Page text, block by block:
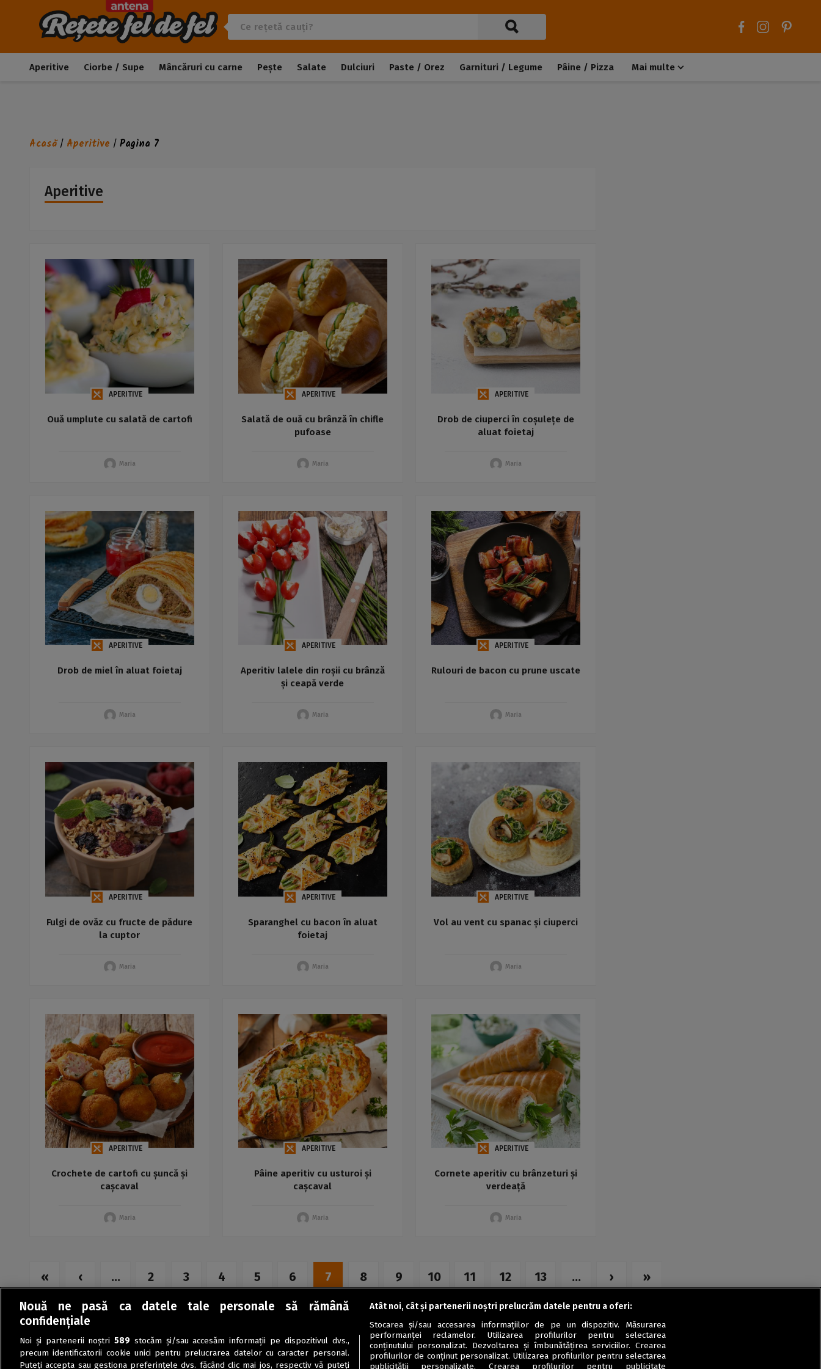
Aperitive Ciorbe / Supe Mâncăruri cu carne Pește Salate Dulciuri Paste / Orez Garnituri / Legume Pâine / Pizza Mai multe
Acasă/ Aperitive / Pagina 7
Aperitive
APERITIVE
Ouă umplute cu salată de cartofi
Maria
APERITIVE
Salată de ouă cu brânză în chifle
pufoase
Maria
APERITIVE
Drob de ciuperci în coșulețe de
aluat foietaj
Maria
APERITIVE
Drob de miel în aluat foietaj
Maria
APERITIVE
Aperitiv lalele din roșii cu brânză
și ceapă verde
Maria
APERITIVE
Rulouri de bacon cu prune uscate
Maria
APERITIVE
Fulgi de ovăz cu fructe de pădure
la cuptor
Maria
APERITIVE
Sparanghel cu bacon în aluat
foietaj
Maria
APERITIVE
Vol au vent cu spanac și ciuperci
Maria
APERITIVE
Crochete de cartofi cu șuncă și
cașcaval
Maria
APERITIVE
Pâine aperitiv cu usturoi și
cașcaval
Maria
APERITIVE
Cornete aperitiv cu brânzeturi și
verdeață
Maria
« ‹ ... 2 3 4 5 6 7 8 9 10 11 12 13 ... › »
Nouă ne pasă ca datele tale personale să rămână
confidențiale
Noi și partenerii noștri589 stocăm și/sau accesăm informații pe dispozitivul dvs.,
precum identificatorii cookie unici pentru prelucrarea datelor cu caracter personal.
Puteți accepta sau gestiona preferințele dvs. făcând clic mai jos, respectiv vă puteți
Atât noi, cât și partenerii noștri prelucrăm datele pentru a oferi:
Stocarea și/sau accesarea informațiilor de pe un dispozitiv. Măsurarea
performanței reclamelor. Utilizarea profilurilor pentru selectarea
conținutului personalizat. Dezvoltarea și îmbunătățirea serviciilor. Crearea
profilurilor de conținut personalizat. Utilizarea profilurilor pentru selectarea
publicității personalizate. Crearea profilurilor pentru publicitate